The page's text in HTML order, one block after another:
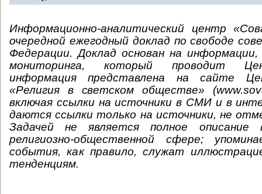
Информационно-аналитический центр
очередной ежегодный доклад по свободе
Федерации. Доклад основан на информации,
мониторинга, который проводит
информация представлена на сайте
«Религия в светском обществе»
включая ссылки на источники в СМИ и в
даются ссылки только на источники, не
Задачей не является полное
религиозно-общественной сфере;
события, как правило, служат
тенденциям.